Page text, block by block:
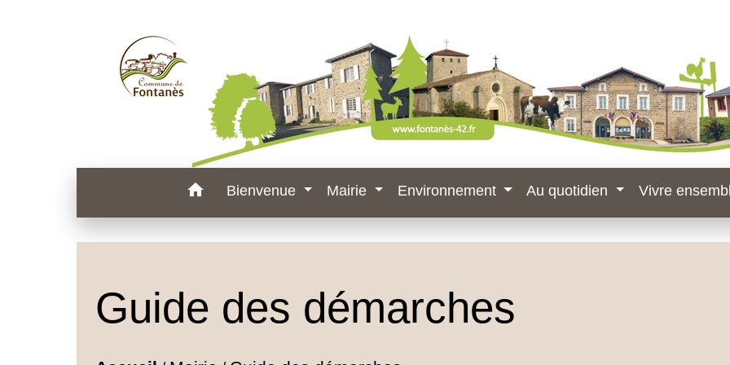
home Bienvenue Mairie Environnement Au quotidien Vivre
Guide des démarches